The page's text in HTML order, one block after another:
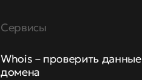
Сервисы
Whois – проверить данные
домена